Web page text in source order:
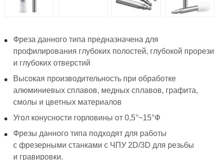
Фреза данного типа предназначена для
профилирования глубоких полостей, глубокой прорези
и глубоких отверстий
Высокая производительность при обработке
алюминиевых сплавов, медных сплавов, графита,
смолы и цветных материалов
Угол конусности горловины от 0,5°~15°Ф
Фрезы данного типа подходят для работы
с фрезерными станками с ЧПУ 2D/3D для резьбы
и гравировки.